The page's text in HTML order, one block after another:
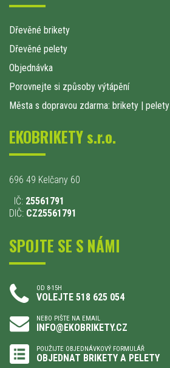
Dřevěné brikety
Dřevěné pelety
Objednávka
Porovnejte si způsoby výtápění
Města s dopravou zdarma: brikety | pelety
EKOBRIKETY s.r.o.
696 49 Kelčany 60
IČ: 25561791
DIČ: CZ25561791
SPOJTE SE S NÁMI
OD 8-15H
VOLEJTE 518 625 054
NEBO PIŠTE NA EMAIL
INFO@EKOBRIKETY.CZ
POUŽIJTE OBJEDNÁVKOVÝ FORMULÁŘ
OBJEDNAT BRIKETY A PELETY